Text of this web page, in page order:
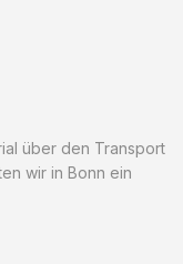
über den Transport
wir in Bonn ein